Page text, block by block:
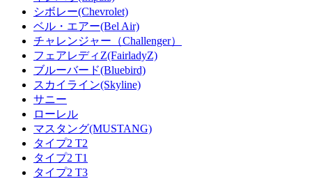
シボレー(Chevrolet)
ベル・エアー(Bel Air)
チャレンジャー（Challenger）
フェアレディZ(FairladyZ)
ブルーバード(Bluebird)
スカイライン(Skyline)
サニー
ローレル
マスタング(MUSTANG)
タイプ2 T2
タイプ2 T1
タイプ2 T3